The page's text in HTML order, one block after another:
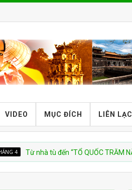
VIDEO MỤC ĐÍCH LIÊN LẠC
nhà tù đến “TỔ QUỐC TRĂM NĂM”